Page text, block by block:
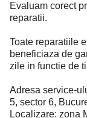
Evaluam corect
reparatii.
Toate reparatiile
beneficiaza de
zile in functie de
Adresa service-
5, sector 6,
Localizare: zona